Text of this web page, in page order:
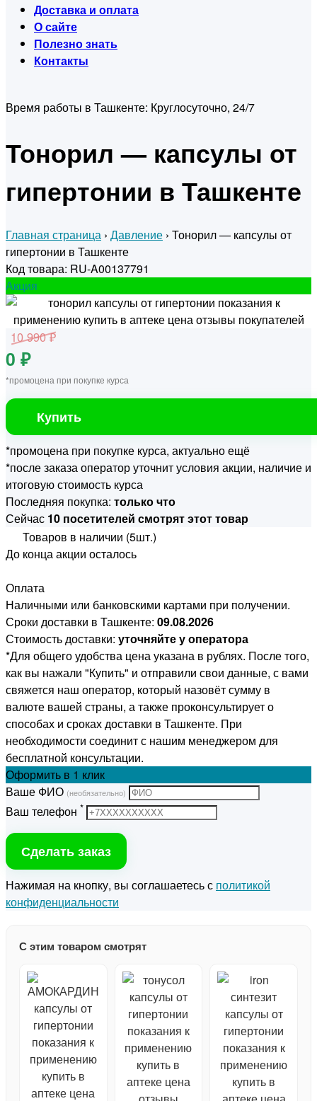
Доставка и оплата
О сайте
Полезно знать
Контакты
Время работы в Ташкенте: Круглосуточно, 24/7
Тонорил — капсулы от
гипертонии в Ташкенте
Главная страница › Давление › Тонорил — капсулы от
гипертонии в Ташкенте
Код товара: RU-A00137791
Акция
10 990 ₽
0 ₽
*промоцена при покупке курса
Купить
*промоцена при покупке курса, актуально ещё
*после заказа оператор уточнит условия акции, наличие и
итоговую стоимость курса
Последняя покупка: только что
Сейчас 10 посетителей смотрят этот товар
Товаров в наличии (5шт.)
До конца акции осталось
Оплата
Наличными или банковскими картами при получении.
Сроки доставки в Ташкенте: 09.08.2026
Стоимость доставки: уточняйте у оператора
*Для общего удобства цена указана в рублях. После того,
как вы нажали "Купить" и отправили свои данные, с вами
свяжется наш оператор, который назовёт сумму в
валюте вашей страны, а также проконсультирует о
способах и сроках доставки в Ташкенте. При
необходимости соединит с нашим менеджером для
бесплатной консультации.
Оформить в 1 клик
Ваше ФИО (необязательно)
Ваш телефон *
Сделать заказ
Нажимая на кнопку, вы соглашаетесь с политикой
конфиденциальности
С этим товаром смотрят